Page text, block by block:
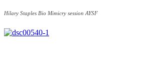
Hilary Staples Bio Mimicry session AYSF